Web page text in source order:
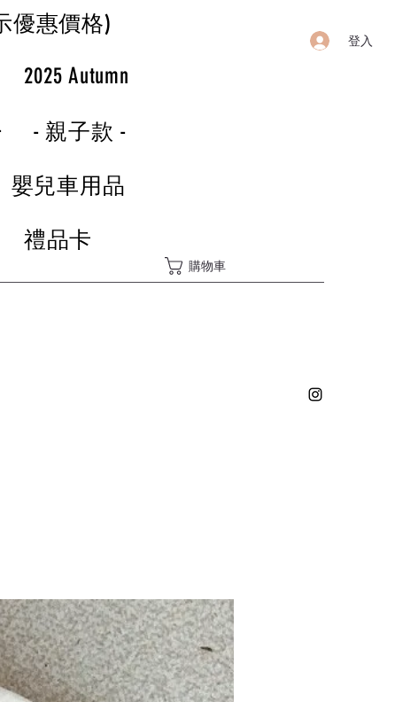
登入
優惠價格)
2025 Autumn
- 親子款 -
嬰兒車用品
禮品卡
購物車